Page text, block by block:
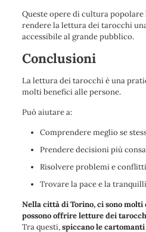
Queste opere di cultura
rendere la lettura dei tarocchi
accessibile al grande pubblico.
Conclusioni
La lettura dei tarocchi è una
molti benefici alle persone.
Può aiutare a:
Comprendere meglio se
Prendere decisioni più
Risolvere problemi e
Trovare la pace e la
Nella città di Torino, ci sono
possono offrire letture dei
Tra questi,spiccano le